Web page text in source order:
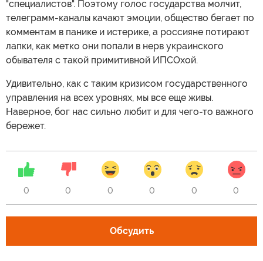
"специалистов". Поэтому голос государства молчит,
телеграмм-каналы качают эмоции, общество бегает по
комментам в панике и истерике, а россияне потирают
лапки, как метко они попали в нерв украинского
обывателя с такой примитивной ИПСОхой.
Удивительно, как с таким кризисом государственного
управления на всех уровнях, мы все еще живы.
Наверное, бог нас сильно любит и для чего-то важного
бережет.
0 0 0 0 0 0
Обсудить